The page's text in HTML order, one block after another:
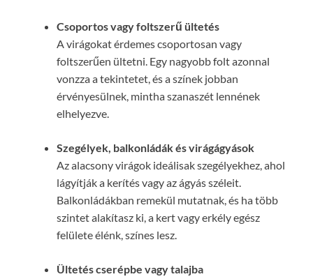
Csoportos vagy foltszerű ültetés
A virágokat érdemes csoportosan vagy
foltszerűen ültetni. Egy nagyobb folt azonnal
vonzza a tekintetet, és a színek jobban
érvényesülnek, mintha szanaszét lennének
elhelyezve.
Szegélyek, balkonládák és virágágyások
Az alacsony virágok ideálisak szegélyekhez, ahol
lágyítják a kerítés vagy az ágyás széleit.
Balkonládákban remekül mutatnak, és ha több
szintet alakítasz ki, a kert vagy erkély egész
felülete élénk, színes lesz.
Ültetés cserépbe vagy talajba